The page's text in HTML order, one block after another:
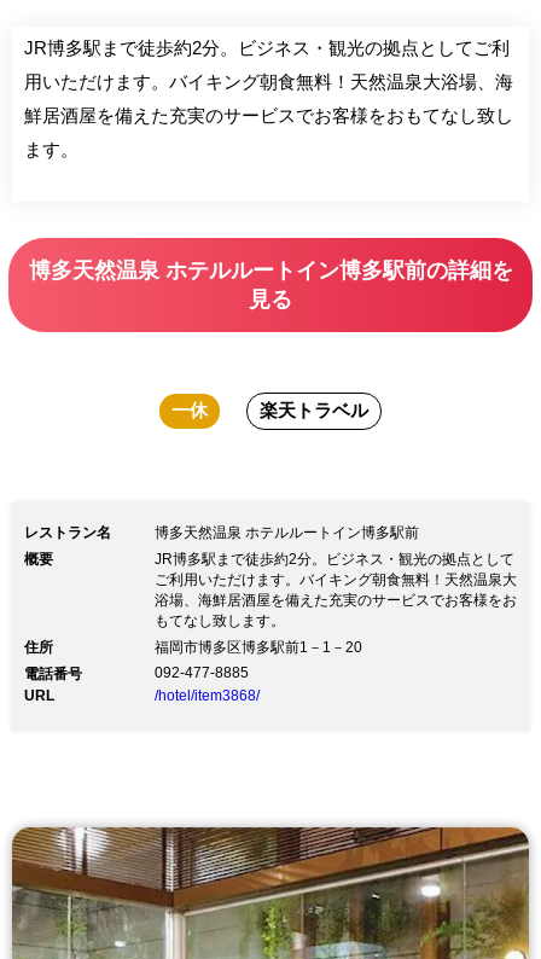
JR博多駅まで徒歩約2分。ビジネス・観光の拠点としてご利
用いただけます。バイキング朝食無料！天然温泉大浴場、海
鮮居酒屋を備えた充実のサービスでお客様をおもてなし致し
ます。
博多天然温泉 ホテルルートイン博多駅前の詳細を
見る
一休 楽天トラベル
レストラン名
博多天然温泉 ホテルルートイン博多駅前
概要
JR博多駅まで徒歩約2分。ビジネス・観光の拠点として
ご利用いただけます。バイキング朝食無料！天然温泉大
浴場、海鮮居酒屋を備えた充実のサービスでお客様をお
もてなし致します。
住所
福岡市博多区博多駅前1－1－20
電話番号
092-477-8885
URL
/hotel/item3868/